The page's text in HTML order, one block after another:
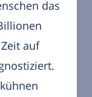
das
auf